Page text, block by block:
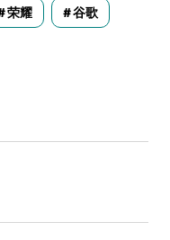
荣耀 谷歌